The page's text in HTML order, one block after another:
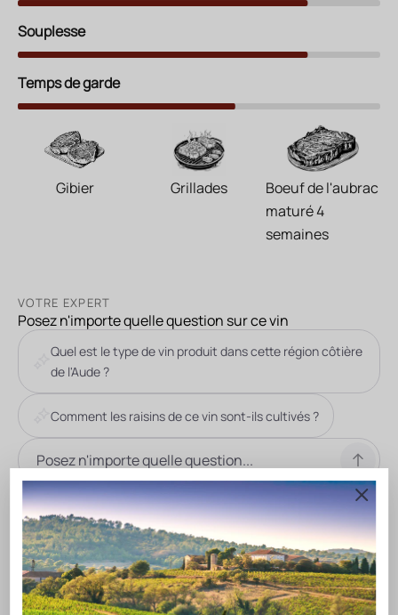
Souplesse
Temps de garde
Gibier Grillades
Boeuf de l'aubrac
maturé 4
semaines
VOTRE EXPERT
Posez n'importe quelle question sur ce vin
Quel est le type de vin produit dans cette région côtière
de l'Aude ?
Comment les raisins de ce vin sont-ils cultivés ?
DESCRIPTION DU VIN
Découvrez le Château de la Grange Fitou 2020, un délicieux
vin rouge bio venu des terroirs côtiers de l'Aude, où les raisins
sont cultivés selon des méthodes ancestrales en respect
avec l'environnement. Traversé par la Voie Domitienne, ce vin